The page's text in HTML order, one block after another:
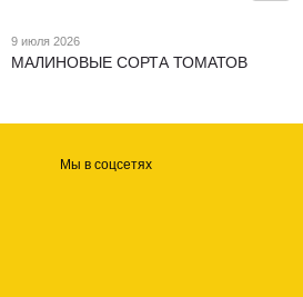
9 июля 2026
МАЛИНОВЫЕ СОРТА ТОМАТОВ
Мы в соцсетях